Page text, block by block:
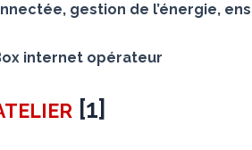
gestion de l’énergie,
internet opérateur
[1]